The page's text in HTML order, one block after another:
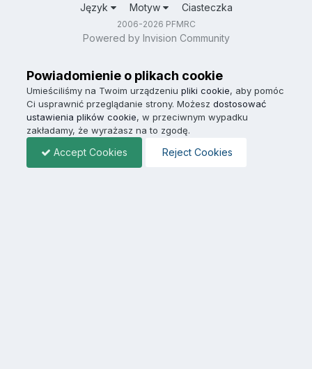
Język Motyw Ciasteczka
2006-2026 PFMRC
Powered by Invision Community
Powiadomienie o plikach cookie
Umieściliśmy na Twoim urządzeniu pliki cookie, aby pomóc
Ci usprawnić przeglądanie strony. Możesz dostosować
ustawienia plików cookie, w przeciwnym wypadku
zakładamy, że wyrażasz na to zgodę.
Accept Cookies Reject Cookies